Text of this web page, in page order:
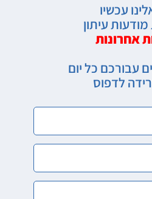
עכשיו
עיתון
אחרונות
עבורכם כל יום
לדפוס